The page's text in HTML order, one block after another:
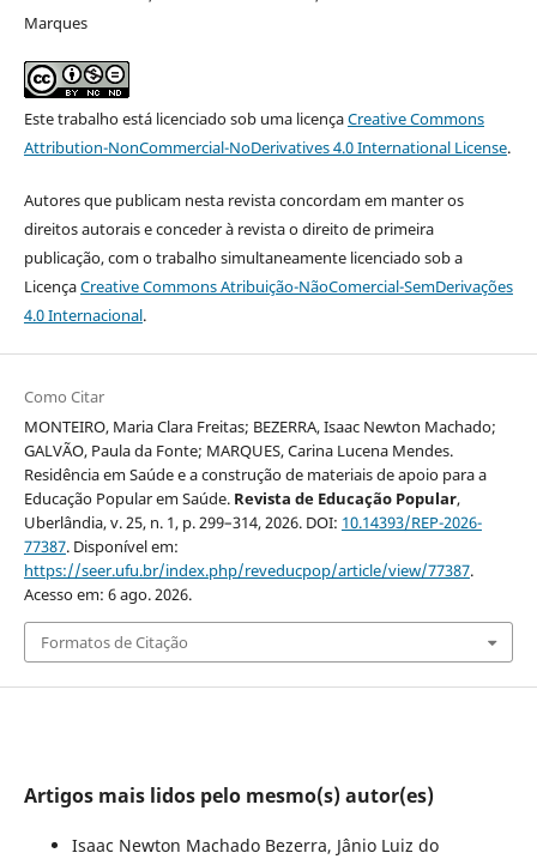
Marques
Este trabalho está licenciado sob uma licençaCreative Commons
Attribution-NonCommercial-NoDerivatives 4.0 International License.
Autores que publicam nesta revista concordam em manter os
direitos autorais e conceder à revista o direito de primeira
publicação, com o trabalho simultaneamente licenciado sob a
LicençaCreative Commons Atribuição-NãoComercial-SemDerivações
4.0 Internacional.
Como Citar
MONTEIRO, Maria Clara Freitas; BEZERRA, Isaac Newton Machado;
GALVÃO, Paula da Fonte; MARQUES, Carina Lucena Mendes.
Residência em Saúde e a construção de materiais de apoio para a
Educação Popular em Saúde. Revista de Educação Popular,
Uberlândia, v. 25, n. 1, p. 299–314, 2026. DOI: 10.14393/REP-2026-
77387. Disponível em:
https://seer.ufu.br/index.php/reveducpop/article/view/77387.
Acesso em: 6 ago. 2026.
Formatos de Citação
Artigos mais lidos pelo mesmo(s) autor(es)
Isaac Newton Machado Bezerra, Jânio Luiz do